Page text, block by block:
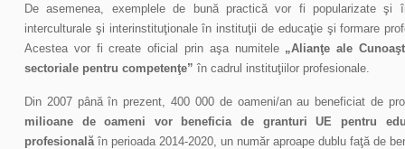
De asemenea, exemplele de bună practică vor fi popularizate şi
interculturale şi interinstituţionale în instituţii de educaţie şi formare
Acestea vor fi create oficial prin aşa numitele „Alianţe ale
sectoriale pentru competenţe” în cadrul instituţiilor profesionale.
Din 2007 până în prezent, 400 000 de oameni/an au beneficiat de
milioane de oameni vor beneficia de granturi UE pentru
profesionalăîn perioada 2014-2020, un număr aproape dublu faţă de